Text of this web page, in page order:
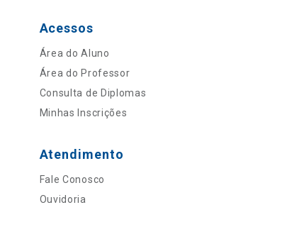
Acessos
Área do Aluno
Área do Professor
Consulta de Diplomas
Minhas Inscrições
Atendimento
Fale Conosco
Ouvidoria